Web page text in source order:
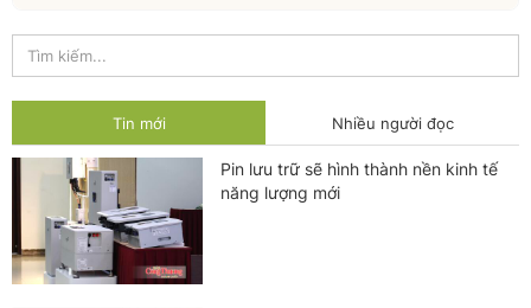
Tin mới Nhiều người đọc
Pin lưu trữ sẽ hình thành nền kinh tế
năng lượng mới